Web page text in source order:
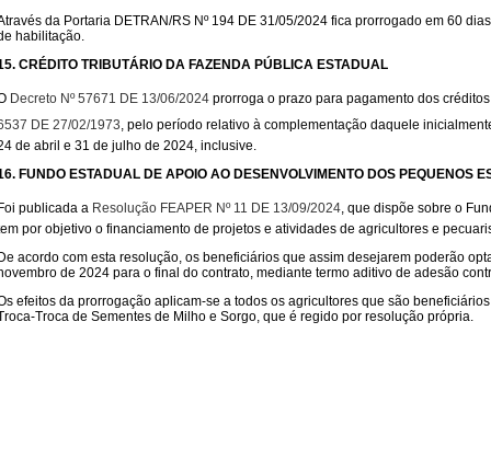
da Portaria DETRAN/RS Nº 194 DE 31/05/2024 fica prorrogado em 60
habilitação.
CRÉDITO TRIBUTÁRIO DA FAZENDA PÚBLICA ESTADUAL
Decreto Nº 57671 DE 13/06/2024 prorroga o prazo para pagamento dos
DE 27/02/1973, pelo período relativo à complementação daquele
de abril e 31 de julho de 2024, inclusive.
FUNDO ESTADUAL DE APOIO AO DESENVOLVIMENTO DOS PEQUENOS
publicada a Resolução FEAPER Nº 11 DE 13/09/2024, que dispõe sobre o
por objetivo o financiamento de projetos e atividades de agricultores e
acordo com esta resolução, os beneficiários que assim desejarem poderão
de 2024 para o final do contrato, mediante termo aditivo de adesão
efeitos da prorrogação aplicam-se a todos os agricultores que são
Troca de Sementes de Milho e Sorgo, que é regido por resolução própria.